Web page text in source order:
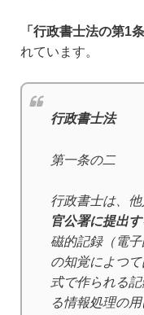
「行政書士法の第1
れています。
行政書士法
第一条の二
行政書士は、他
官公署に提出
磁的記録（電
の知覚によつ
式で作られる
る情報処理の